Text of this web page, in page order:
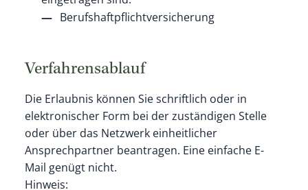
Berufshaftpflichtversicherung
Verfahrensablauf
Die Erlaubnis können Sie schriftlich oder in
elektronischer Form bei der zuständigen Stelle
oder über das Netzwerk einheitlicher
Ansprechpartner beantragen. Eine einfache E-
Mail genügt nicht.
Hinweis: